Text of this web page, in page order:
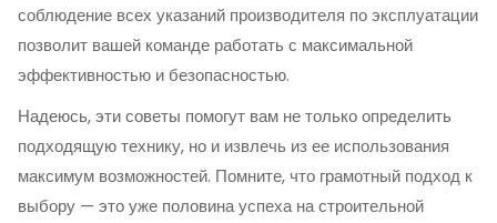
соблюдение всех указаний производителя по эксплуатации
позволит вашей команде работать с максимальной
эффективностью и безопасностью.
Надеюсь, эти советы помогут вам не только определить
подходящую технику, но и извлечь из ее использования
максимум возможностей. Помните, что грамотный подход к
выбору — это уже половина успеха на строительной